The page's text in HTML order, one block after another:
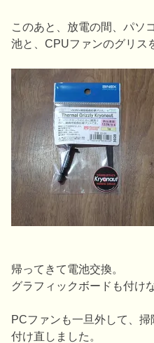
このあと、放電の間、パソ
池と、CPUファンのグリス
帰ってきて電池交換。
グラフィックボードも付け
PCファンも一旦外して、
付け直しました。